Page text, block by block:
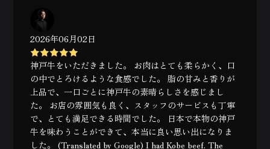
2026年06月02日
神戸牛をいただきました。 お肉はとても柔らかく、口
の中でとろけるような食感でした。 脂の甘みと香りが
上品で、一口ごとに神戸牛の素晴らしさを感じまし
た。 お店の雰囲気も良く、スタッフのサービスも丁寧
で、とても満足できる時間でした。 日本で本物の神戸
牛を味わうことができて、本当に良い思い出になりま
した。 (Translated by Google) I had Kobe beef. The